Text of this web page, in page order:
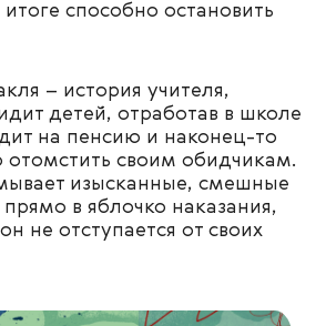
способно остановить
– история учителя,
детей, отработав в школе
на пенсию и наконец-то
отомстить своим обидчикам.
изысканные, смешные
в яблочко наказания,
не отступается от своих